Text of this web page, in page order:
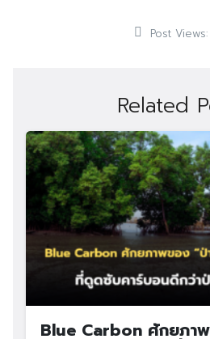
Post Views:
Related
Blue Carbon ศักยภา